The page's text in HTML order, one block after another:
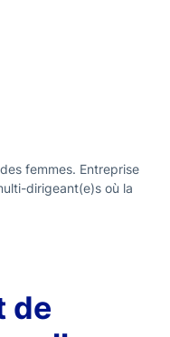
femmes. Entreprise
dirigeant(e)s où la
de